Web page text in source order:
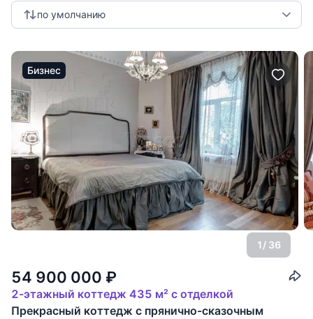
по умолчанию
Бизнес
1/ 36
54 900 000 ₽
2-этажный коттедж 435 м² с отделкой
Прекрасный коттедж с прянично-сказочным